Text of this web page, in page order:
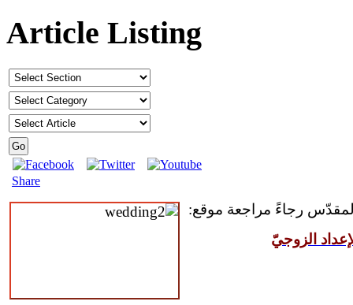
Article Listing
Share
رجاءً مراجعة موقع:
الزوجيّ